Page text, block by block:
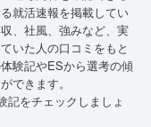
就活速報を掲載してい
、社風、強みなど、実
いた人の口コミをもと
験記やESから選考の傾
できます。
記をチェックしましょ